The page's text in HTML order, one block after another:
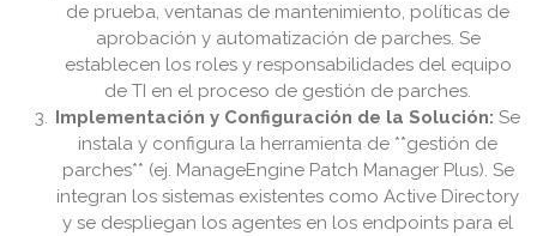
de prueba, ventanas de mantenimiento, políticas de
aprobación y automatización de parches. Se
establecen los roles y responsabilidades del equipo
de TI en el proceso de gestión de parches.
Implementación y Configuración de la Solución: Se
instala y configura la herramienta de **gestión de
parches** (ej. ManageEngine Patch Manager Plus). Se
integran los sistemas existentes como Active Directory
y se despliegan los agentes en los endpoints para el